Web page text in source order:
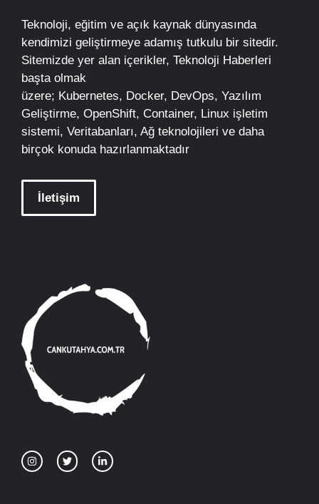
Teknoloji, eğitim ve açık kaynak dünyasında
kendimizi geliştirmeye adamış tutkulu bir sitedir.
Sitemizde yer alan içerikler, Teknoloji Haberleri
başta olmak
üzere; Kubernetes, Docker, DevOps, Yazılım
Geliştirme, OpenShift, Container, Linux işletim
sistemi, Veritabanları, Ağ teknolojileri ve daha
birçok konuda hazırlanmaktadır
İletişim